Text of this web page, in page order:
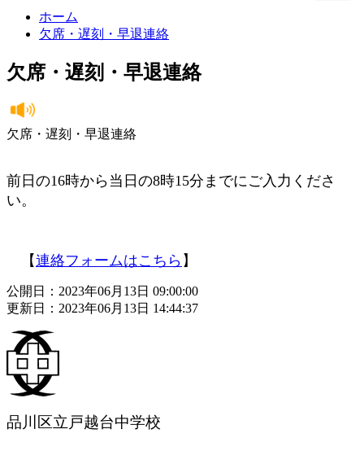
ホーム
欠席・遅刻・早退連絡
欠席・遅刻・早退連絡
欠席・遅刻・早退連絡
前日の16時から当日の8時15分までにご入力くださ
い。
【連絡フォームはこちら 】
公開日：2023年06月13日 09:00:00
更新日：2023年06月13日 14:44:37
品川区立戸越台中学校